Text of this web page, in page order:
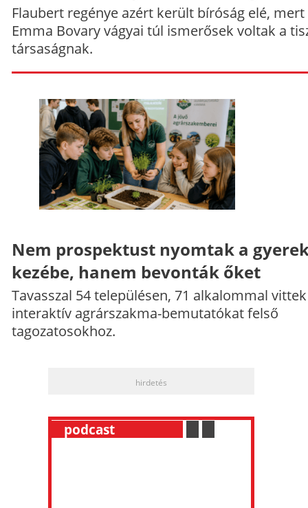
Flaubert regénye azért került bíróság elé, mert
Emma Bovary vágyai túl ismerősek voltak a
társaságnak.
Nem prospektust nyomtak a
kezébe, hanem bevonták őket
Tavasszal 54 településen, 71 alkalommal vittek
interaktív agrárszakma-bemutatókat felső
tagozatosokhoz.
hirdetés
podcast